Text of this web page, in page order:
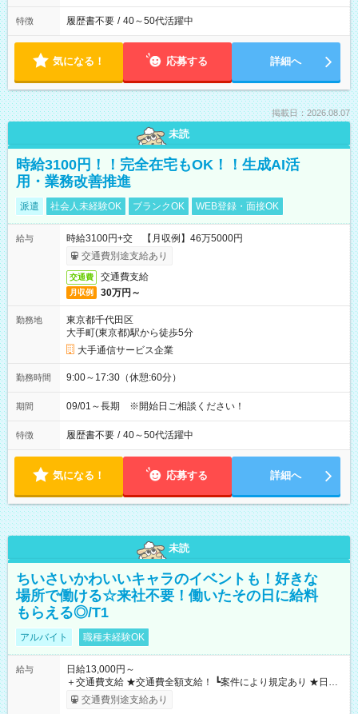
特徴 履歴書不要 / 40～50代活躍中
気になる！ 応募する 詳細へ
掲載日：2026.08.07
未読
時給3100円！！完全在宅もOK！！生成AI活
用・業務改善推進
派遣 社会人未経験OK ブランクOK WEB登録・面接OK
給与
時給3100円+交 【月収例】46万5000円
交通費別途支給あり
交通費 交通費支給
月収例 30万円～
勤務地
東京都千代田区
大手町(東京都)駅から徒歩5分
大手通信サービス企業
勤務時間 9:00～17:30（休憩:60分）
期間 09/01～長期 ※開始日ご相談ください！
特徴 履歴書不要 / 40～50代活躍中
気になる！ 応募する 詳細へ
未読
ちいさいかわいいキャラのイベントも！好きな
場所で働ける☆来社不要！働いたその日に給料
もらえる◎/T1
アルバイト 職種未経験OK
給与
日給13,000円～
＋交通費支給 ★交通費全額支給！ ┗案件により規定あり ★日払
いOK！（規定あり） ┗働いたその日に現金GET♪ お仕事後はコ
ンビニATMから 日払い分を引き落とせます！ 【試用期間】試
交通費別途支給あり